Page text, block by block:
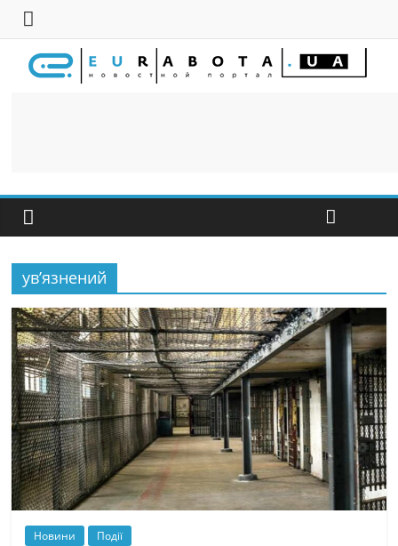
ув’язнений
Новини Події